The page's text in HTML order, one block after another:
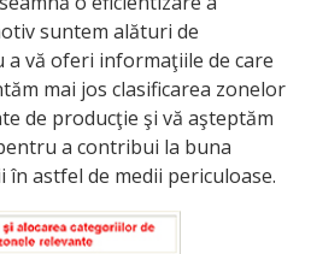
suntem alături de
vă oferi informaţiile de care
mai jos clasificarea zonelor
de producţie şi vă aşteptăm
a contribui la buna
astfel de medii periculoase.